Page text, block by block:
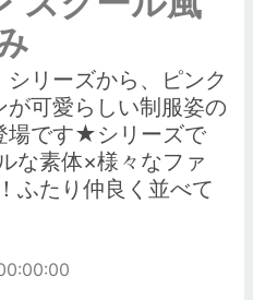
リーズから、ピンク
可愛らしい制服姿の
場です★シリーズで
な素体×様々なファ
ふたり仲良く並べて